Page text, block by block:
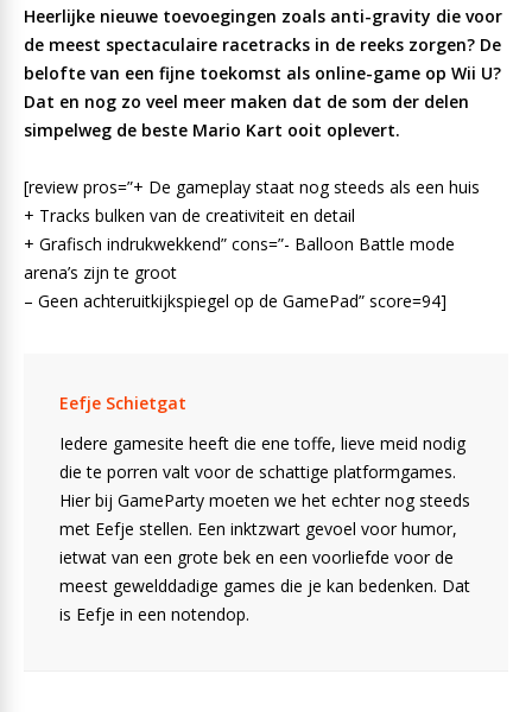
Heerlijke nieuwe toevoegingen zoals anti-gravity die voor
de meest spectaculaire racetracks in de reeks zorgen? De
belofte van een fijne toekomst als online-game op Wii U?
Dat en nog zo veel meer maken dat de som der delen
simpelweg de beste Mario Kart ooit oplevert.
[review pros=”+ De gameplay staat nog steeds als een huis
+ Tracks bulken van de creativiteit en detail
+ Grafisch indrukwekkend” cons=”- Balloon Battle mode
arena’s zijn te groot
– Geen achteruitkijkspiegel op de GamePad” score=94]
Eefje Schietgat
Iedere gamesite heeft die ene toffe, lieve meid nodig
die te porren valt voor de schattige platformgames.
Hier bij GameParty moeten we het echter nog steeds
met Eefje stellen. Een inktzwart gevoel voor humor,
ietwat van een grote bek en een voorliefde voor de
meest gewelddadige games die je kan bedenken. Dat
is Eefje in een notendop.